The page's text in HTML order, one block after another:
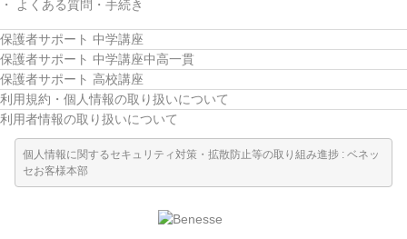
よくある質問・手続き
保護者サポート 中学講座
保護者サポート 中学講座中高一貫
保護者サポート 高校講座
利用規約・個人情報の取り扱いについて
利用者情報の取り扱いについて
個人情報に関するセキュリティ対策・拡散防止等の取り組み進捗 : ベネッ
セお客様本部